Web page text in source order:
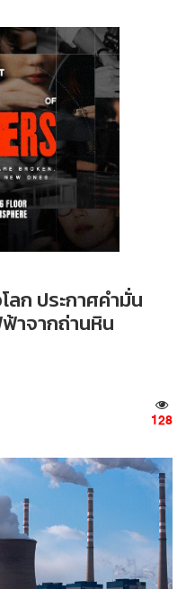
ลก ประกาศคำมั่น
าจากถ่านหิน
128